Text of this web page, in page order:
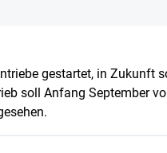
gestartet, in Zukunft
soll Anfang September